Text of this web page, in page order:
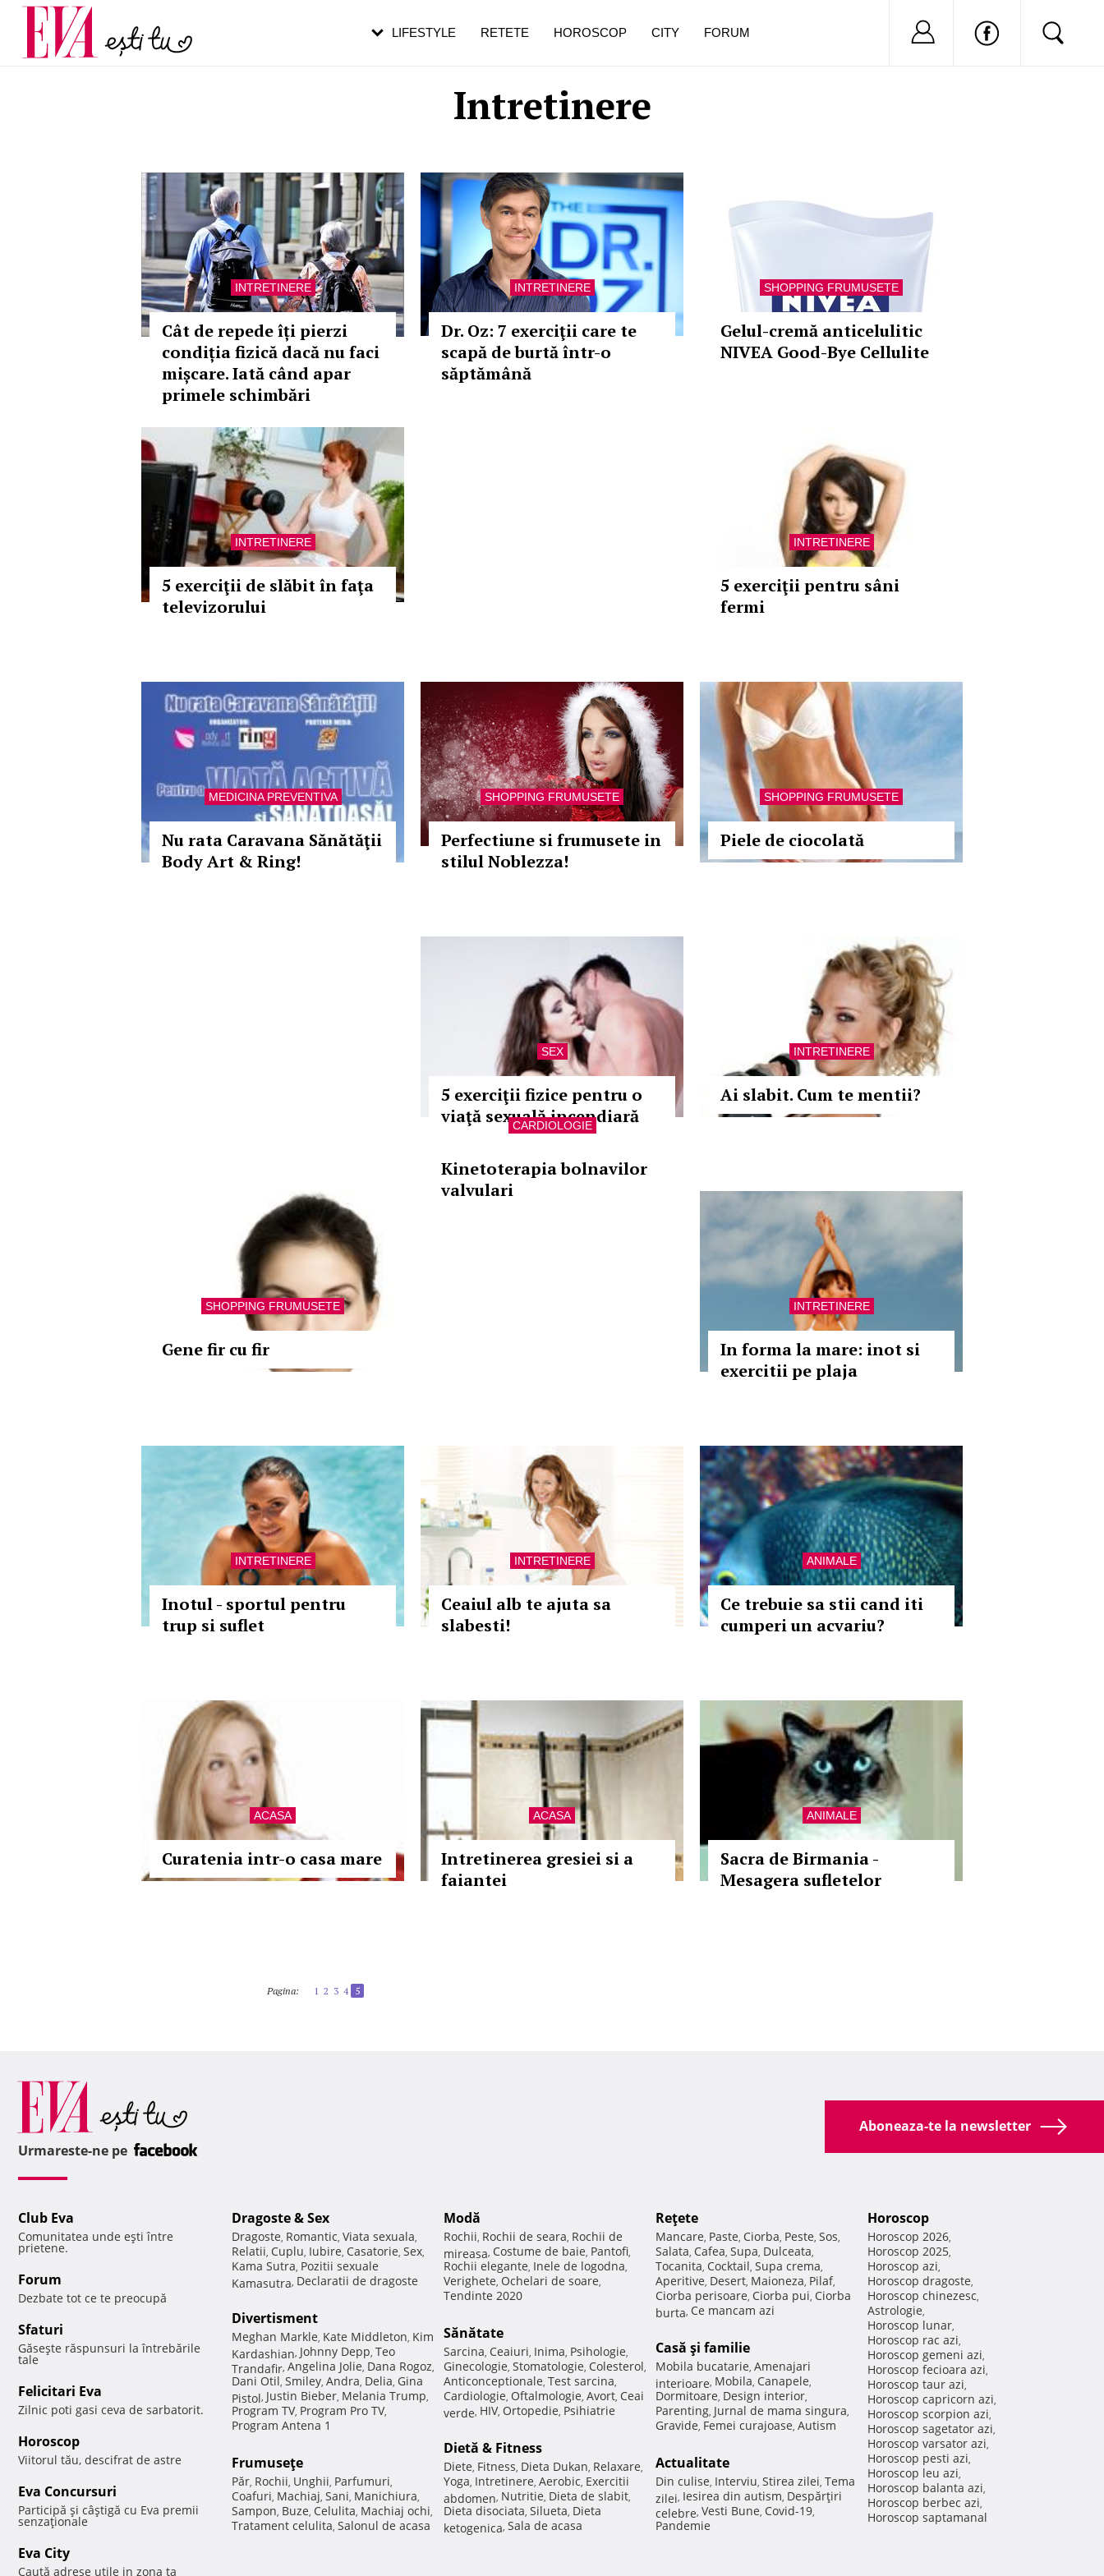
Intretinere
INTRETINERE
Cât de repede îți pierzi
condiția fizică dacă nu faci
mișcare. Iată când apar
primele schimbări
INTRETINERE
Dr. Oz: 7 exerciţii care te
scapă de burtă într-o
săptămână
SHOPPING FRUMUSETE
Gelul-cremă anticelulitic
NIVEA Good-Bye Cellulite
INTRETINERE
5 exerciţii de slăbit în faţa
televizorului
INTRETINERE
5 exerciţii pentru sâni
fermi
MEDICINA PREVENTIVA
Nu rata Caravana Sănătăţii
Body Art & Ring!
SHOPPING FRUMUSETE
Perfectiune si frumusete in
stilul Noblezza!
SHOPPING FRUMUSETE
Piele de ciocolată
SEX
5 exerciţii fizice pentru o
viaţă sexuală incendiară
INTRETINERE
Ai slabit. Cum te mentii?
SHOPPING FRUMUSETE
Gene fir cu fir
CARDIOLOGIE
Kinetoterapia bolnavilor
valvulari
INTRETINERE
In forma la mare: inot si
exercitii pe plaja
INTRETINERE
Inotul - sportul pentru
trup si suflet
INTRETINERE
Ceaiul alb te ajuta sa
slabesti!
ANIMALE
Ce trebuie sa stii cand iti
cumperi un acvariu?
ACASA
Curatenia intr-o casa mare
ACASA
Intretinerea gresiei si a
faiantei
ANIMALE
Sacra de Birmania -
Mesagera sufletelor
Pagina: 1 2 3 4 5
LIFESTYLE RETETE HOROSCOP CITY FORUM Nu ai cont?
Carieră
Actualitate
pe măsură ce înaintezi în vârstă
de dureroasă este investigația
Aboneaza-te la newsletter
Urmareste-ne pe
Club Eva
Comunitatea unde eşti între
prietene.
Forum
Dezbate tot ce te preocupă
Sfaturi
Găseşte răspunsuri la întrebările
tale
Felicitari Eva
Zilnic poti gasi ceva de sarbatorit.
Horoscop
Viitorul tău, descifrat de astre
Eva Concursuri
Participă şi câştigă cu Eva premii
senzaţionale
Eva City
Caută adrese utile in zona ta
Dragoste & Sex
Dragoste, Romantic, Viata sexuala,
Relatii, Cuplu, Iubire, Casatorie, Sex,
Kama Sutra, Pozitii sexuale
Kamasutra, Declaratii de dragoste
Divertisment
Meghan Markle, Kate Middleton, Kim
Kardashian, Johnny Depp, Teo
Trandafir, Angelina Jolie, Dana Rogoz,
Dani Otil, Smiley, Andra, Delia, Gina
Pistol, Justin Bieber, Melania Trump,
Program TV, Program Pro TV,
Program Antena 1
Frumuseţe
Păr, Rochii, Unghii, Parfumuri,
Coafuri, Machiaj, Sani, Manichiura,
Sampon, Buze, Celulita, Machiaj ochi,
Tratament celulita, Salonul de acasa
Modă
Rochii, Rochii de seara, Rochii de
mireasa, Costume de baie, Pantofi,
Rochii elegante, Inele de logodna,
Verighete, Ochelari de soare,
Tendinte 2020
Sănătate
Sarcina, Ceaiuri, Inima, Psihologie,
Ginecologie, Stomatologie, Colesterol,
Anticonceptionale, Test sarcina,
Cardiologie, Oftalmologie, Avort, Ceai
verde, HIV, Ortopedie, Psihiatrie
Dietă & Fitness
Diete, Fitness, Dieta Dukan, Relaxare,
Yoga, Intretinere, Aerobic, Exercitii
abdomen, Nutritie, Dieta de slabit,
Dieta disociata, Silueta, Dieta
ketogenica, Sala de acasa
Reţete
Mancare, Paste, Ciorba, Peste, Sos,
Salata, Cafea, Supa, Dulceata,
Tocanita, Cocktail, Supa crema,
Aperitive, Desert, Maioneza, Pilaf,
Ciorba perisoare, Ciorba pui, Ciorba
burta, Ce mancam azi
Casă şi familie
Mobila bucatarie, Amenajari
interioare, Mobila, Canapele,
Dormitoare, Design interior,
Parenting, Jurnal de mama singura,
Gravide, Femei curajoase, Autism
Actualitate
Din culise, Interviu, Stirea zilei, Tema
zilei, Iesirea din autism, Despărţiri
celebre, Vesti Bune, Covid-19,
Pandemie
Horoscop
Horoscop 2026,
Horoscop 2025,
Horoscop azi,
Horoscop dragoste,
Horoscop chinezesc,
Astrologie,
Horoscop lunar,
Horoscop rac azi,
Horoscop gemeni azi,
Horoscop fecioara azi,
Horoscop taur azi,
Horoscop capricorn azi,
Horoscop scorpion azi,
Horoscop sagetator azi,
Horoscop varsator azi,
Horoscop pesti azi,
Horoscop leu azi,
Horoscop balanta azi,
Horoscop berbec azi,
Horoscop saptamanal